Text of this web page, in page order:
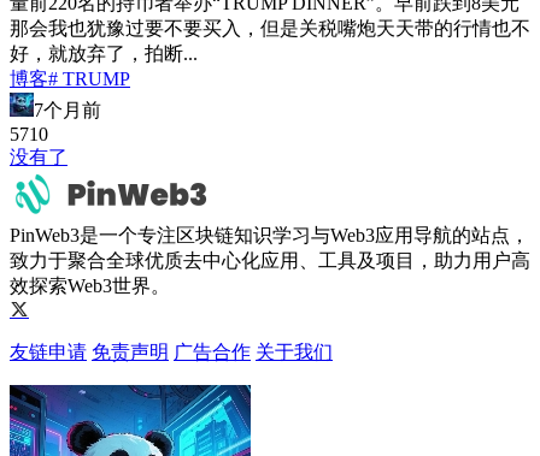
那会我也犹豫过要不要买入，但是关税嘴炮天天带的行情也不
好，就放弃了，拍断...
博客# TRUMP
7个月前
5710
没有了
PinWeb3是一个专注区块链知识学习与Web3应用导航的站点，
致力于聚合全球优质去中心化应用、工具及项目，助力用户高
效探索Web3世界。
友链申请 免责声明 广告合作 关于我们